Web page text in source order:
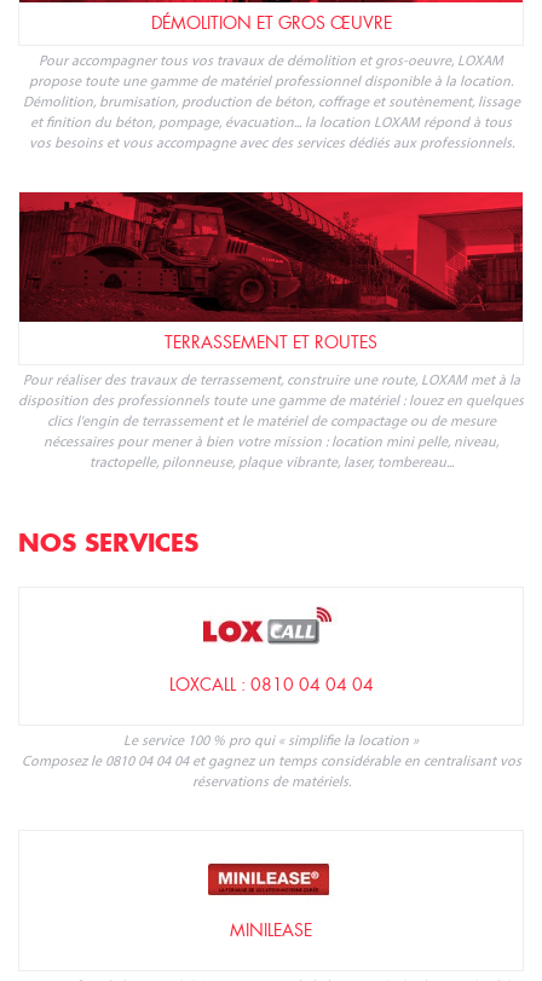
DÉMOLITION ET GROS ŒUVRE
Pour accompagner tous vos travaux de démolition et gros-oeuvre, LOXAM
propose toute une gamme de matériel professionnel disponible à la location.
Démolition, brumisation, production de béton, coffrage et soutènement, lissage
et finition du béton, pompage, évacuation... la location LOXAM répond à tous
vos besoins et vous accompagne avec des services dédiés aux professionnels.
TERRASSEMENT ET ROUTES
Pour réaliser des travaux de terrassement, construire une route, LOXAM met à la
disposition des professionnels toute une gamme de matériel : louez en quelques
clics l'engin de terrassement et le matériel de compactage ou de mesure
nécessaires pour mener à bien votre mission : location mini pelle, niveau,
tractopelle, pilonneuse, plaque vibrante, laser, tombereau...
NOS SERVICES
LOXCALL : 0810 04 04 04
Le service 100 % pro qui « simplifie la location »
Composez le 0810 04 04 04 et gagnez un temps considérable en centralisant vos
réservations de matériels.
MINILEASE